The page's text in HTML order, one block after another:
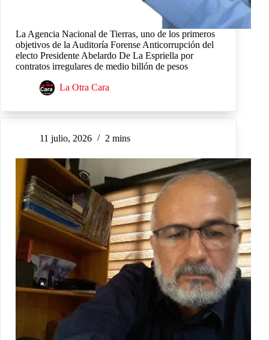
La Agencia Nacional de Tierras, uno de los primeros
objetivos de la Auditoría Forense Anticorrupción del
electo Presidente Abelardo De La Espriella por
contratos irregulares de medio billón de pesos
La Otra Cara
11 julio, 2026 2 mins